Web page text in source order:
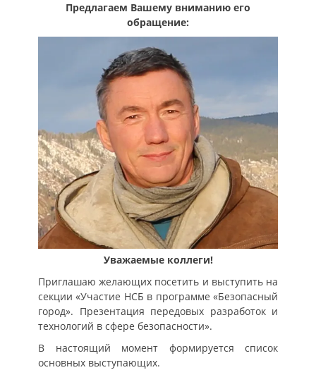
Предлагаем Вашему вниманию его
обращение:
Уважаемые коллеги!
Приглашаю желающих посетить и выступить на
секции «Участие НСБ в программе «Безопасный
город». Презентация передовых разработок и
технологий в сфере безопасности».
В настоящий момент формируется список
основных выступающих.